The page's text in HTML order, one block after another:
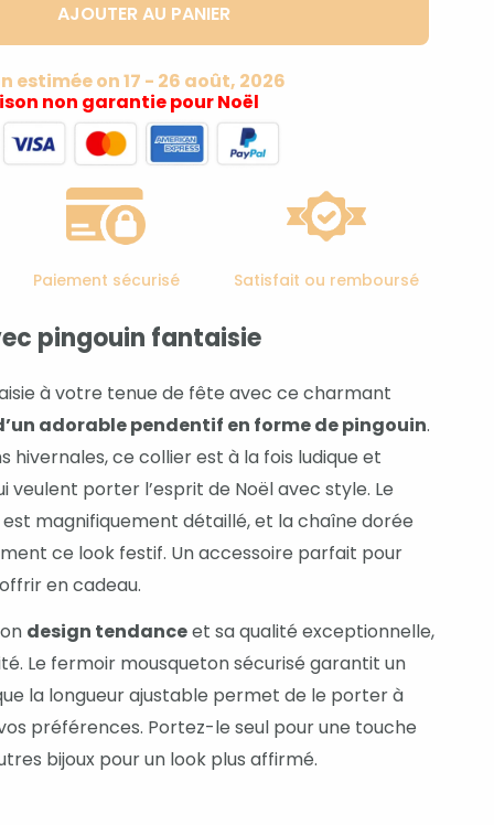
AJOUTER AU PANIER
estimée on 17 - 26 août, 2026
non garantie pour Noël
Paiement sécurisé Satisfait ou remboursé
pingouin fantaisie
à votre tenue de fête avec ce charmant
adorable pendentif en forme de pingouin.
hivernales, ce collier est à la fois ludique et
veulent porter l’esprit de Noël avec style. Le
magnifiquement détaillé, et la chaîne dorée
ce look festif. Un accessoire parfait pour
en cadeau.
design tendanceet sa qualité exceptionnelle,
Le fermoir mousqueton sécurisé garantit un
la longueur ajustable permet de le porter à
préférences. Portez-le seul pour une touche
bijoux pour un look plus affirmé.